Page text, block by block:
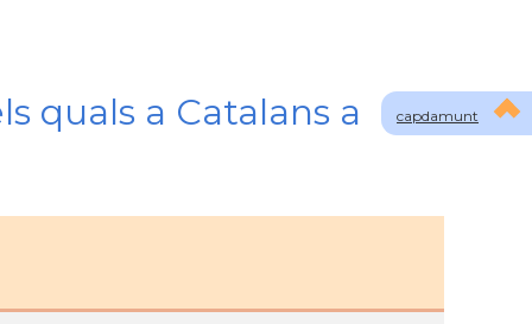
capdamunt
quals a Catalans a